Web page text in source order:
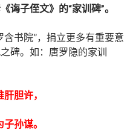
诲子侄文》的“家训碑”。
书院”，捐立更多有重要意
碑。如：唐罗隐的家训
胆许，
孙谋。